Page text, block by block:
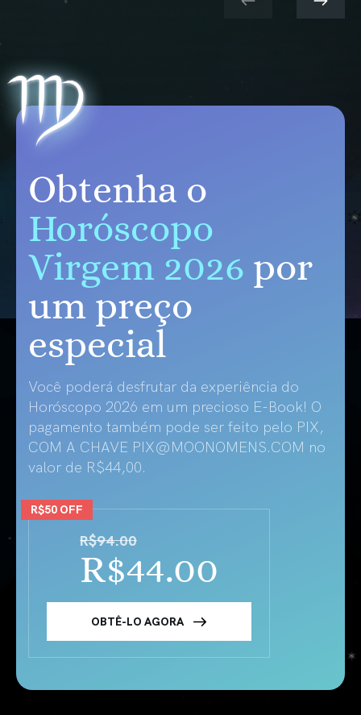
Obtenha o
Horóscopo
Virgem 2026 por
um preço
especial
Você poderá desfrutar da experiência do
Horóscopo 2026 em um precioso E-Book! O
pagamento também pode ser feito pelo PIX,
COM A CHAVE PIX@MOONOMENS.COM no
valor de R$44,00.
R$50 OFF
R$94.00
R$44.00
OBTÊ-LO AGORA